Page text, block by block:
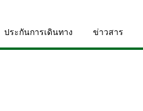
ประกันการเดินทาง ข่าวสาร